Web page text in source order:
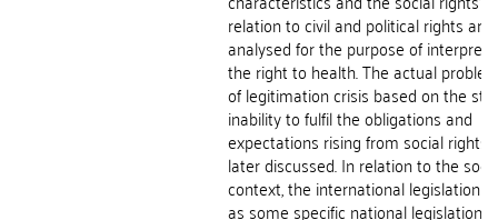
relation to civil and political rights are
analysed for the purpose of
the right to health. The actual
of legitimation crisis based on the
inability to fulfil the obligations and
expectations rising from social rights
later discussed. In relation to the
context, the international legislation
as some specific national legislation